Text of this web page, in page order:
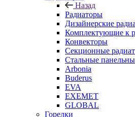
Назад
Радиаторы
Дизайнерские
Комплектующие к
Конвекторы
Секционные
Стальные
Arbonia
Buderus
EVA
EXEMET
GLOBAL
Горелки